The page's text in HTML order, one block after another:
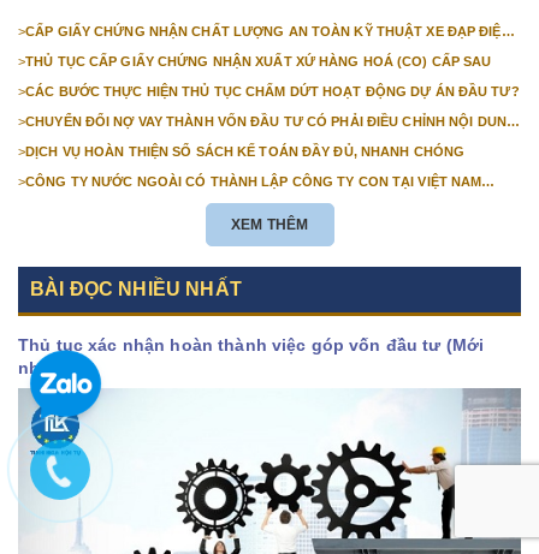
>CẤP GIẤY CHỨNG NHẬN CHẤT LƯỢNG AN TOÀN KỸ THUẬT XE ĐẠP ĐIỆN
>THỦ TỤC CẤP GIẤY CHỨNG NHẬN XUẤT XỨ HÀNG HOÁ (CO) CẤP SAU
>CÁC BƯỚC THỰC HIỆN THỦ TỤC CHẤM DỨT HOẠT ĐỘNG DỰ ÁN ĐẦU TƯ?
>CHUYỂN ĐỔI NỢ VAY THÀNH VỐN ĐẦU TƯ CÓ PHẢI ĐIỀU CHỈNH NỘI DUNG
>DỊCH VỤ HOÀN THIỆN SỔ SÁCH KẾ TOÁN ĐẦY ĐỦ, NHANH CHÓNG
>CÔNG TY NƯỚC NGOÀI CÓ THÀNH LẬP CÔNG TY CON TẠI VIỆT NAM
XEM THÊM
BÀI ĐỌC NHIỀU NHẤT
Thủ tục xác nhận hoàn thành việc góp vốn đầu tư (Mới
nhất)